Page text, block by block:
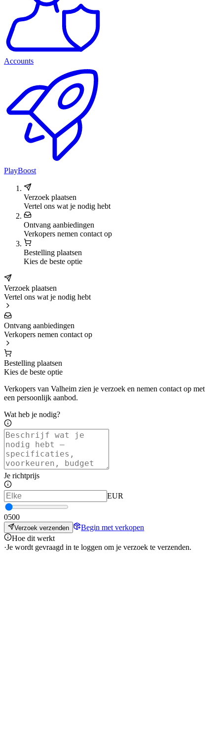
Accounts
PlayBoost
Verzoek plaatsen
Vertel ons wat je nodig hebt
Ontvang aanbiedingen
Verkopers nemen contact op
Bestelling plaatsen
Kies de beste optie
Verzoek plaatsen
Vertel ons wat je nodig hebt
Ontvang aanbiedingen
Verkopers nemen contact op
Bestelling plaatsen
Kies de beste optie
Verkopers van Valheim zien je verzoek en nemen contact op met
een persoonlijk aanbod.
Wat heb je nodig?
Je richtprijs
EUR
0500
Verzoek verzenden
Begin met verkopen
Hoe dit werkt
·Je wordt gevraagd in te loggen om je verzoek te verzenden.